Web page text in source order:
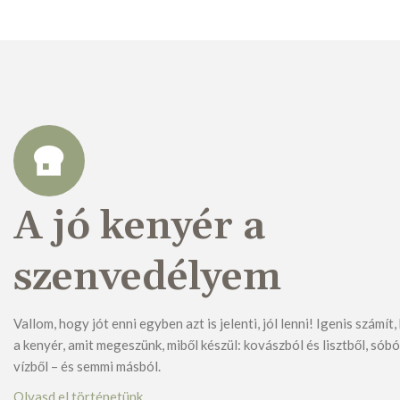
A jó kenyér a
szenvedélyem
Vallom, hogy jót enni egyben azt is jelenti, jól lenni! Igenis
a kenyér, amit megeszünk, miből készül: kovászból és lisztből,
vízből – és semmi másból.
Olvasd el történetünk